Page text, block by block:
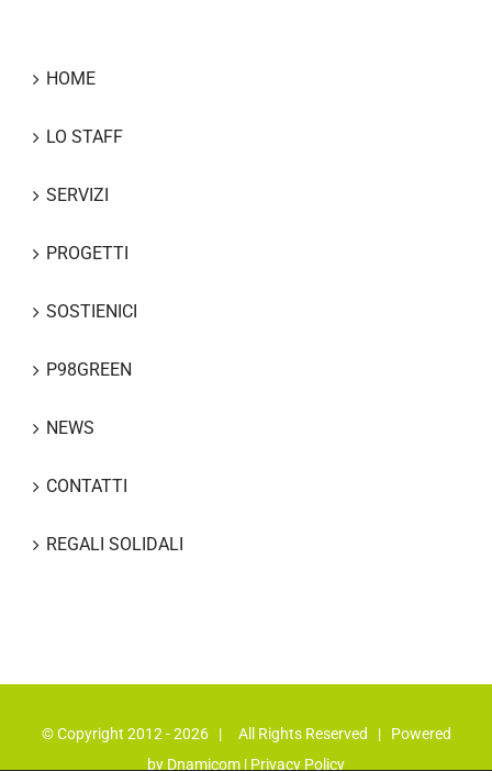
HOME
LO STAFF
SERVIZI
PROGETTI
SOSTIENICI
P98GREEN
NEWS
CONTATTI
REGALI SOLIDALI
© Copyright 2012 -2026 | All Rights Reserved | Powered
by Dnamicom | Privacy Policy